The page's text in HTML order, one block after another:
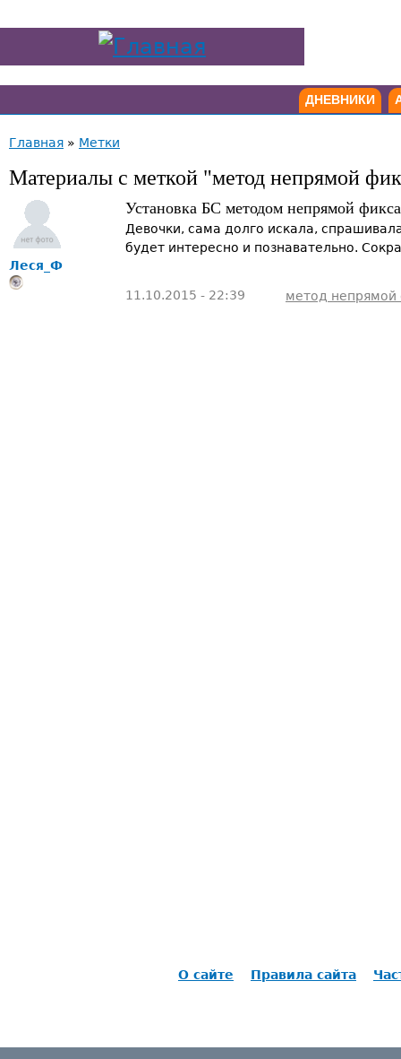
ДНЕВНИКИ
Главная » Метки
Материалы с меткой "метод непрямой
Леся_Ф
Установка БС методом непрямой
Девочки, сама долго искала,
будет интересно и познавательно.
11.10.2015 - 22:39 метод непрямой
О сайте Правила сайта